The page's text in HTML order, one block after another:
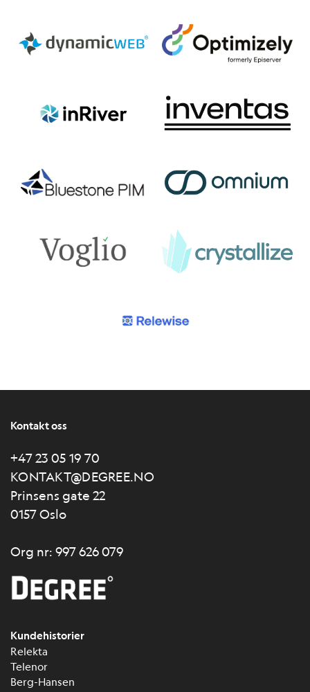
Kontakt oss
+47 23 05 19 70
KONTAKT@DEGREE.NO
Prinsens gate 22
0157 Oslo
Org nr: 997 626 079
Kundehistorier
Relekta
Telenor
Berg-Hansen